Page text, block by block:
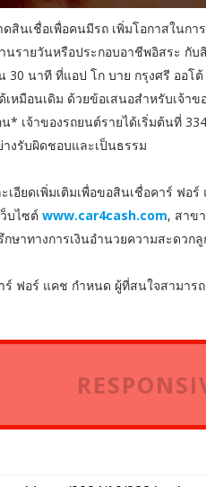
สินเชื่อเพื่อคนมีรถ เพิ่มโอกาสในกา
นรายวันหรือประกอบอาชีพอิสระ กั
30 นาที ที่แอป โก บาย กรุงศรี ออโ
หมือนเดิม ด้วยข้อเสนอสำหรับเจ้า
* เจ้าของรถยนต์รายได้เริ่มต้นที่
งรับผิดชอบและเป็นธรรม
เอียดเพิ่มเติมเพื่อขอสินเชื่อคาร์ ฟอ
บไซต์ www.car4cash.com, สาข
กษาทางการเงินอำนวยความสะดว
ร์ ฟอร์ แคช กำหนด ผู้ที่สนใจสามาร